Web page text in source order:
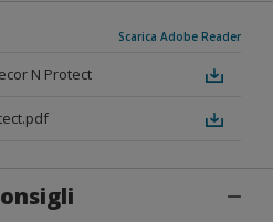
Scarica Adobe Reader
N Protect